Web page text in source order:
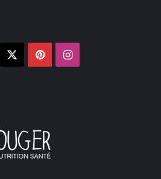
PinterestInstagram